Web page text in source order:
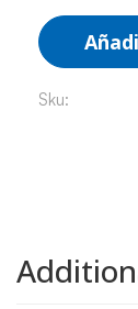
Sku: